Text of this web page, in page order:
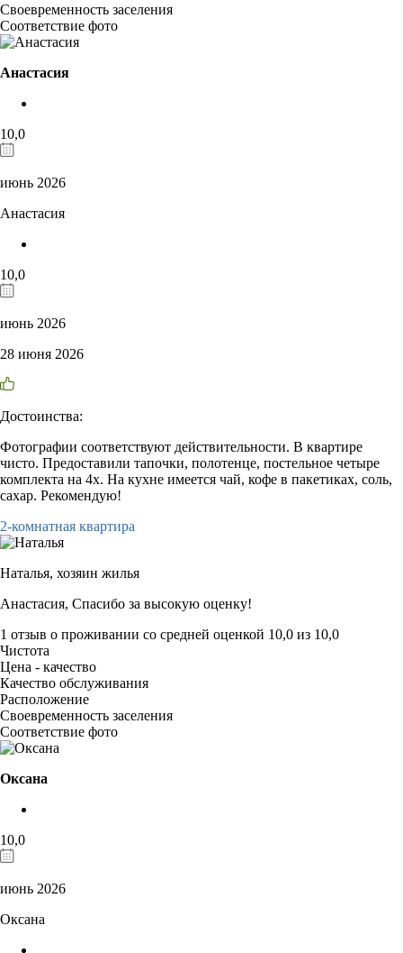
Своевременность заселения
Соответствие фото
Анастасия
10,0
июнь 2026
Анастасия
10,0
июнь 2026
28 июня 2026
Достоинства:
Фотографии соответствуют действительности. В квартире
чисто. Предоставили тапочки, полотенце, постельное четыре
комплекта на 4х. На кухне имеется чай, кофе в пакетиках, соль,
сахар. Рекомендую!
2-комнатная квартира
Наталья, хозяин жилья
Анастасия, Спасибо за высокую оценку!
1 отзыв о проживании со средней оценкой 10,0 из 10,0
Чистота
Цена - качество
Качество обслуживания
Расположение
Своевременность заселения
Соответствие фото
Оксана
10,0
июнь 2026
Оксана